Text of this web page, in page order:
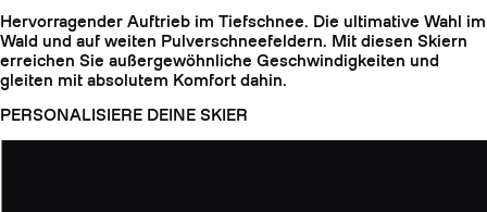
Hervorragender Auftrieb im Tiefschnee. Die ultimative Wahl im
Wald und auf weiten Pulverschneefeldern. Mit diesen Skiern
erreichen Sie außergewöhnliche Geschwindigkeiten und
gleiten mit absolutem Komfort dahin.
PERSONALISIERE DEINE SKIER